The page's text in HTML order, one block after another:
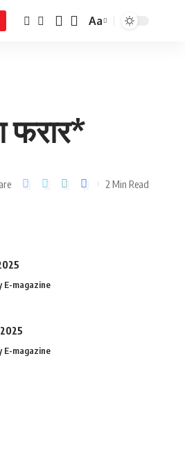
Aa
फरार*
2 Min Read
E-magazine
E-magazine